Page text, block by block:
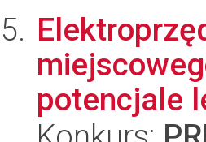
potencjale